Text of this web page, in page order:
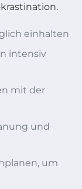
einhalten
intensiv
mit der
und
um